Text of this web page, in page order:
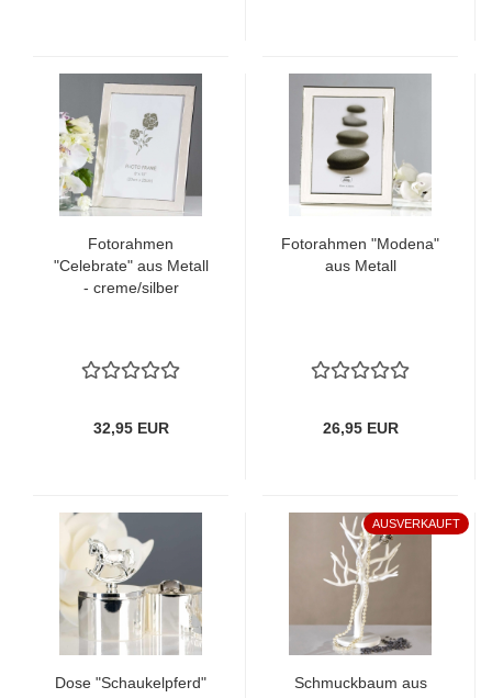
Fotorahmen
"Celebrate" aus Metall
- creme/silber
32,95 EUR
Fotorahmen "Modena"
aus Metall
26,95 EUR
Dose "Schaukelpferd"
AUSVERKAUFT
Schmuckbaum aus